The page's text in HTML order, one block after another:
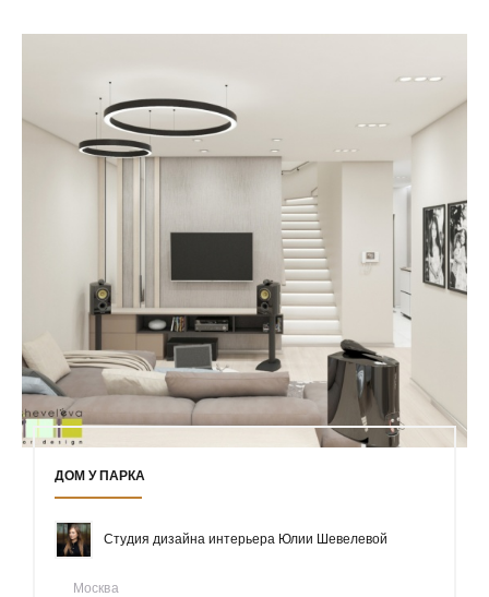
ДОМ У ПАРКА
Студия дизайна интерьера Юлии Шевелевой
Москва